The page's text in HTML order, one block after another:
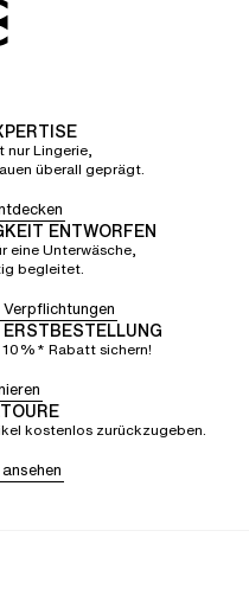
nur Lingerie,
überall geprägt.
ENTWORFEN
eine Unterwäsche,
begleitet.
Rabatt sichern!
kostenlos zurückzugeben.